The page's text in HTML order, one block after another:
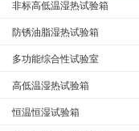
非标高低温湿热试验箱
防锈油脂湿热试验箱
多功能综合性试验室
高低温湿热试验箱
恒温恒湿试验箱